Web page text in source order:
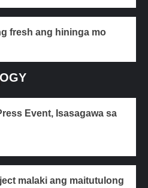
fresh ang hininga mo
Event, Isasagawa sa
malaki ang maitutulong